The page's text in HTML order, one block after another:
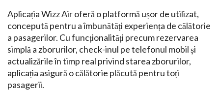
Aplicația Wizz Air oferă o platformă ușor de utilizat,
concepută pentru a îmbunătăți experiența de călătorie
a pasagerilor. Cu funcționalități precum rezervarea
simplă a zborurilor, check-inul pe telefonul mobil și
actualizările în timp real privind starea zborurilor,
aplicația asigură o călătorie plăcută pentru toți
pasagerii.